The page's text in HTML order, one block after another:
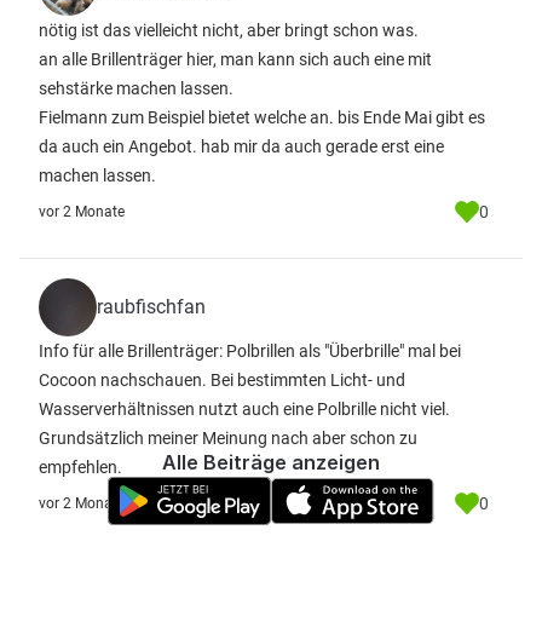
nötig ist das vielleicht nicht, aber bringt schon was.
an alle Brillenträger hier, man kann sich auch eine mit
sehstärke machen lassen.
Fielmann zum Beispiel bietet welche an. bis Ende Mai gibt es
da auch ein Angebot. hab mir da auch gerade erst eine
machen lassen.
vor 2 Monate 0
raubfischfan
Info für alle Brillenträger: Polbrillen als "Überbrille" mal bei
Cocoon nachschauen. Bei bestimmten Licht- und
Wasserverhältnissen nutzt auch eine Polbrille nicht viel.
Grundsätzlich meiner Meinung nach aber schon zu
empfehlen.
vor 2 Monate 0
Alle Beiträge anzeigen